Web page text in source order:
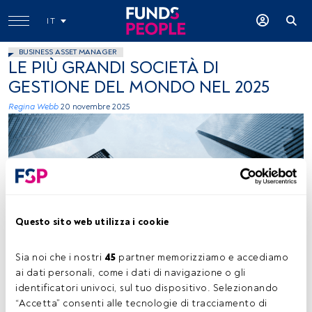
Questo sito web utilizza i cookie
Sia noi che i nostri 45 partner memorizziamo e accediamo
ai dati personali, come i dati di navigazione o gli
identificatori univoci, sul tuo dispositivo. Selezionando
“Accetta” consenti alle tecnologie di tracciamento di
IT
BUSINESS ASSET MANAGER
LE PIÙ GRANDI SOCIETÀ DI
GESTIONE DEL MONDO NEL 2025
Regina Webb 20 novembre 2025
Tempo di lettura: 3 min.